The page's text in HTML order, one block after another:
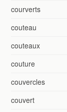
courverts
couteau
couteaux
couture
couvercles
couvert